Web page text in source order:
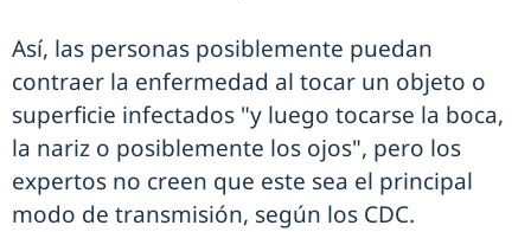
Así, las personas posiblemente puedan
contraer la enfermedad al tocar un objeto o
superficie infectados "y luego tocarse la boca,
la nariz o posiblemente los ojos", pero los
expertos no creen que este sea el principal
modo de transmisión, según los CDC.